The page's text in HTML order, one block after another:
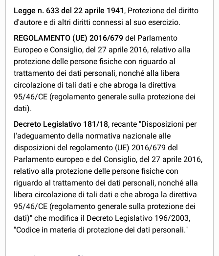
Legge n. 633 del 22 aprile 1941 , Protezione del diritto
d'autore e di altri diritti connessi al suo esercizio.
REGOLAMENTO (UE) 2016/679del Parlamento
Europeo e Consiglio, del 27 aprile 2016, relativo alla
protezione delle persone fisiche con riguardo al
trattamento dei dati personali, nonché alla libera
circolazione di tali dati e che abroga la direttiva
95/46/CE (regolamento generale sulla protezione dei
dati).
Decreto Legislativo 181/18, recante "Disposizioni per
l'adeguamento della normativa nazionale alle
disposizioni del regolamento (UE) 2016/679 del
Parlamento europeo e del Consiglio, del 27 aprile 2016,
relativo alla protezione delle persone fisiche con
riguardo al trattamento dei dati personali, nonché alla
libera circolazione di tali dati e che abroga la direttiva
95/46/CE (regolamento generale sulla protezione dei
dati)" che modifica il Decreto Legislativo 196/2003,
"Codice in materia di protezione dei dati personali."